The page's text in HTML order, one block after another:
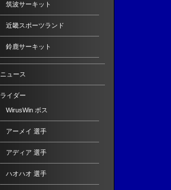
筑波サーキット
近畿スポーツランド
鈴鹿サーキット
ニュース
ライダー
WirusWin ボス
アーメイ 選手
アディア 選手
ハオハオ 選手